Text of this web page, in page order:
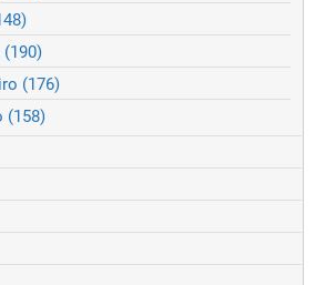
(190)
(176)
(158)